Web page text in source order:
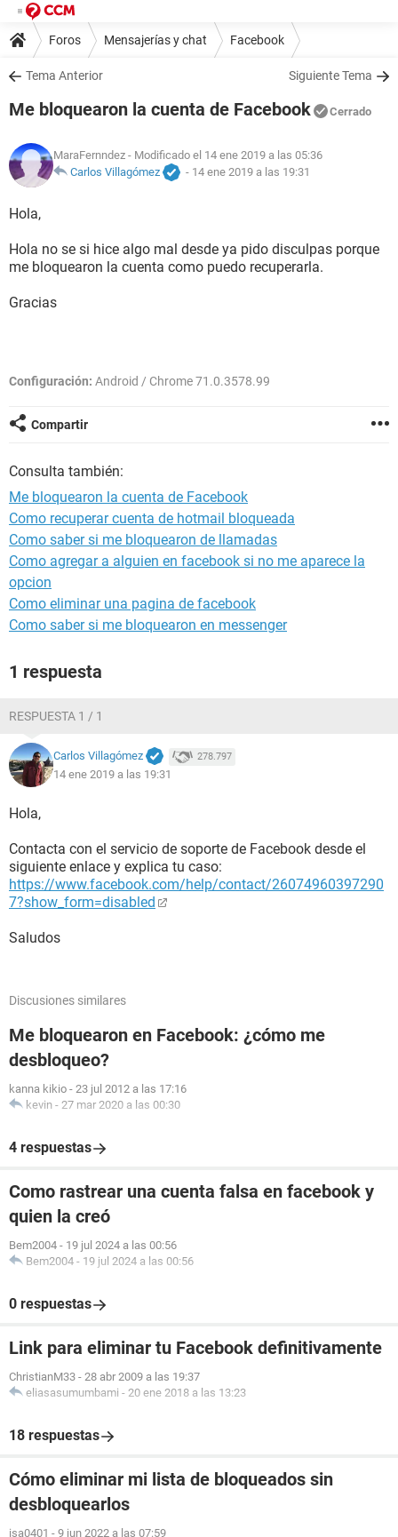
Foros Mensajerías y chat Facebook
Tema Anterior Siguiente Tema
Me bloquearon la cuenta de Facebook Cerrado
MaraFernndez - Modificado el 14 ene 2019 a las 05:36
Carlos Villagómez
- 14 ene 2019 a las 19:31
Hola,
Hola no se si hice algo mal desde ya pido disculpas porque
me bloquearon la cuenta como puedo recuperarla.
Gracias
Configuración: Android / Chrome 71.0.3578.99
Compartir
Consulta también:
Me bloquearon la cuenta de Facebook
Como recuperar cuenta de hotmail bloqueada
Como saber si me bloquearon de llamadas
Como agregar a alguien en facebook si no me aparece la
opcion
Como eliminar una pagina de facebook
Como saber si me bloquearon en messenger
1 respuesta
RESPUESTA 1 / 1
Carlos Villagómez 278.797
14 ene 2019 a las 19:31
Hola,
Contacta con el servicio de soporte de Facebook desde el
siguiente enlace y explica tu caso:
https://www.facebook.com/help/contact/26074960397290
7?show_form=disabled
Saludos
Discusiones similares
Me bloquearon en Facebook: ¿cómo me
desbloqueo?
kanna kikio - 23 jul 2012 a las 17:16
kevin - 27 mar 2020 a las 00:30
4 respuestas
Como rastrear una cuenta falsa en facebook y
quien la creó
Bem2004 - 19 jul 2024 a las 00:56
Bem2004 - 19 jul 2024 a las 00:56
0 respuestas
Link para eliminar tu Facebook definitivamente
ChristianM33 - 28 abr 2009 a las 19:37
eliasasumumbami - 20 ene 2018 a las 13:23
18 respuestas
Cómo eliminar mi lista de bloqueados sin
desbloquearlos
isa0401 - 9 jun 2022 a las 07:59